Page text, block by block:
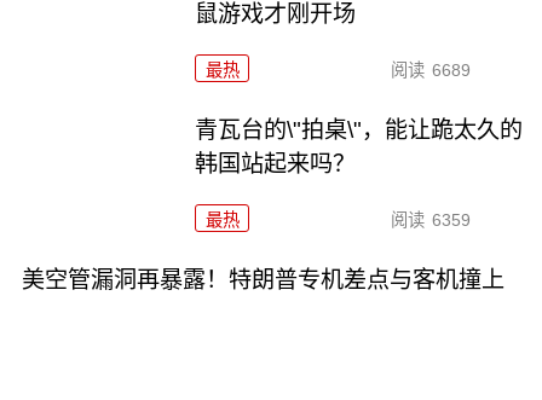
鼠游戏才刚开场
最热 阅读 6689
青瓦台的\"拍桌\"，能让跪太久的
韩国站起来吗？
最热 阅读 6359
美空管漏洞再暴露！特朗普专机差点与客机撞上